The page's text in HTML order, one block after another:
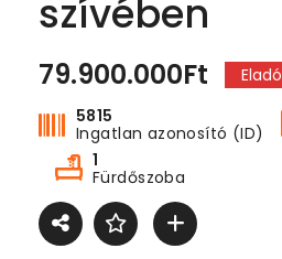
szívében
79.900.000Ft
Eladó
5815
Ingatlan azonosító (ID)
1
Fürdőszoba